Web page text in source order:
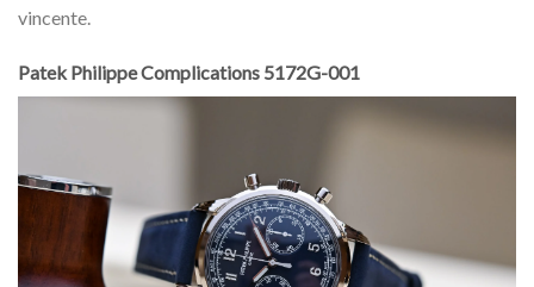
vincente.
Patek Philippe Complications 5172G-001